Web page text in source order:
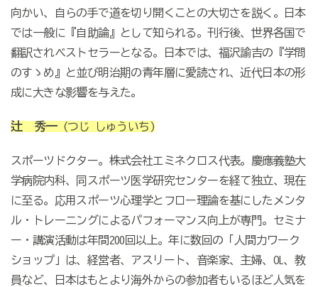
向かい、自らの手で道を切り開くことの大切さを説く。日本
では一般に『自助論』として知られる。刊行後、世界各国で
翻訳されベストセラーとなる。日本では、福沢諭吉の『学問
のすゝめ』と並び明治期の青年層に愛読され、近代日本の形
成に大きな影響を与えた。
辻 秀一(つじ しゅういち)
スポーツドクター。株式会社エミネクロス代表。慶應義塾大
学病院内科、同スポーツ医学研究センターを経て独立、現在
に至る。応用スポーツ心理学とフロー理論を基にしたメンタ
ル・トレーニングによるパフォーマンス向上が専門。セミナ
ー・講演活動は年間200回以上。年に数回の「人間力ワーク
ショップ」は、経営者、アスリート、音楽家、主婦、OL、教
員など、日本はもとより海外からの参加者もいるほど人気を